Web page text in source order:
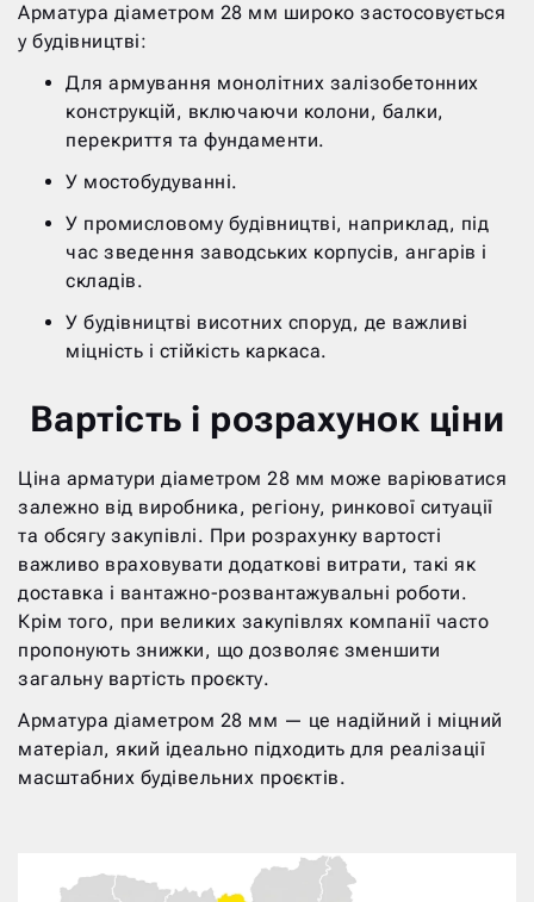
Арматура діаметром 28 мм широко застосовується
у будівництві:
Для армування монолітних залізобетонних
конструкцій, включаючи колони, балки,
перекриття та фундаменти.
У мостобудуванні.
У промисловому будівництві, наприклад, під
час зведення заводських корпусів, ангарів і
складів.
У будівництві висотних споруд, де важливі
міцність і стійкість каркаса.
Вартість і розрахунок ціни
Ціна арматури діаметром 28 мм може варіюватися
залежно від виробника, регіону, ринкової ситуації
та обсягу закупівлі. При розрахунку вартості
важливо враховувати додаткові витрати, такі як
доставка і вантажно-розвантажувальні роботи.
Крім того, при великих закупівлях компанії часто
пропонують знижки, що дозволяє зменшити
загальну вартість проєкту.
Арматура діаметром 28 мм — це надійний і міцний
матеріал, який ідеально підходить для реалізації
масштабних будівельних проєктів.